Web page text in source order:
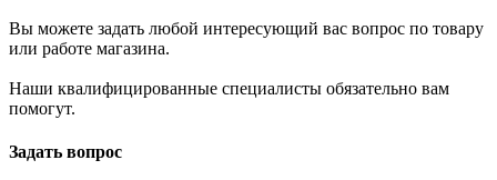
Вы можете задать любой интересующий вас вопрос по товару
или работе магазина.
Наши квалифицированные специалисты обязательно вам
помогут.
Задать вопрос